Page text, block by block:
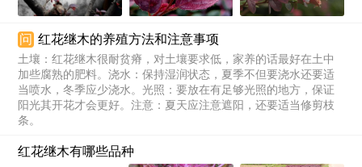
问 红花继木的养殖方法和注意事项
土壤：红花继木很耐贫瘠，对土壤要求低，家养的话最好在土中
加些腐熟的肥料。浇水：保持湿润状态，夏季不但要浇水还要适
当喷水，冬季应少浇水。光照：要放在有足够光照的地方，保证
阳光其开花才会更好。注意：夏天应注意遮阳，还要适当修剪枝
条。
红花继木有哪些品种